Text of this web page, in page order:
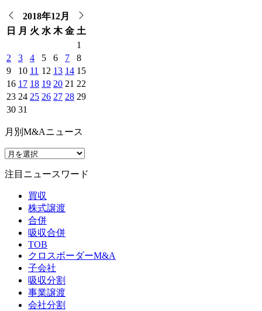
2018年12月
日
月 火 水 木 金 土
1
2
3 4 5 6 7
8
9
10 11 12 13 14 15
16 17 18 19 20 21 22
23 24 25 26 27 28 29
30 31
月別M&Aニュース
注目ニュースワード
買収
株式譲渡
合併
吸収合併
TOB
クロスボーダーM&A
子会社
吸収分割
事業譲渡
会社分割